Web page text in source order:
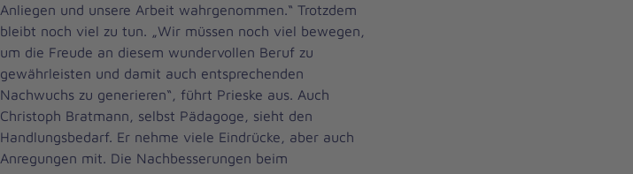
Anliegen und unsere Arbeit wahrgenommen.“ Trotzdem
bleibt noch viel zu tun. „Wir müssen noch viel bewegen,
um die Freude an diesem wundervollen Beruf zu
gewährleisten und damit auch entsprechenden
Nachwuchs zu generieren“, führt Prieske aus. Auch
Christoph Bratmann, selbst Pädagoge, sieht den
Handlungsbedarf. Er nehme viele Eindrücke, aber auch
Anregungen mit. Die Nachbesserungen beim